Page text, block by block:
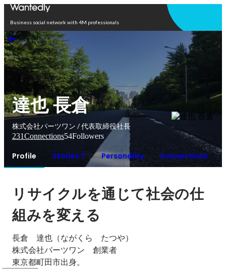
Business social network with 4M professionals
達也 長倉
株式会社パーツワン / 代表取締役社長
231Connections54Followers
Profile Stories 7 Personality Connections
リサイクルを通じて社会の仕
組みを変える
長倉　達也（ながくら　たつや）
株式会社パーツワン　創業者
東京都町田市出身。